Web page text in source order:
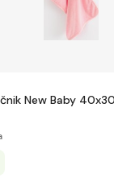
New Baby